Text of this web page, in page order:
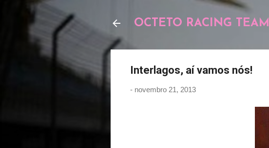
OCTETO RACING TEAM
Interlagos, aí vamos nós!
- novembro 21, 2013